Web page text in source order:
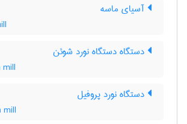
آسیای ماسه
دستگاه دستگاه نورد شوئن
دستگاه نورد پروفیل